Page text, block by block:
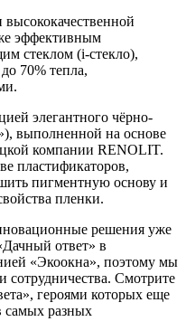
эффективным
стеклом (i-стекло),
70% тепла,
элегантного чёрно-
выполненной на основе
компании RENOLIT.
пластификаторов,
пигментную основу и
пленки.
решения уже
ответ» в
«Экоокна», поэтому мы
Смотрите
героями которых еще
самых разных